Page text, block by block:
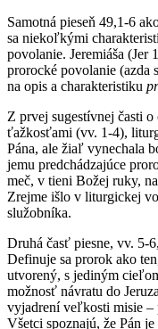
Samotná pieseň 49,1-6
sa niekoľkými
povolanie. Jeremiáša (Jer
prorocké povolanie (azda
na opis a charakteristiku
Z prvej sugestívnej časti
ťažkosťami (vv. 1-4),
Pána, ale žiaľ vynechala
jemu predchádzajúce
meč, v tieni Božej ruky,
Zrejme išlo v liturgickej
služobníka.
Druhá časť piesne, vv. 5-
Definuje sa prorok ako
utvorený, s jediným
možnosť návratu do
vyjadrení veľkosti misie –
Všetci spoznajú, že Pán